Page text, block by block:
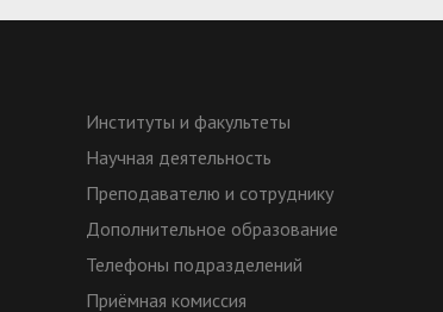
Институты и факультеты
Научная деятельность
Преподавателю и сотруднику
Дополнительное образование
Телефоны подразделений
Приёмная комиссия